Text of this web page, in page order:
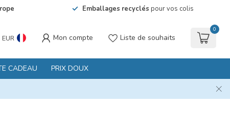
Emballages recyclés pour vos colis
EUR Mon compte Liste de souhaits
0
CADEAU PRIX DOUX